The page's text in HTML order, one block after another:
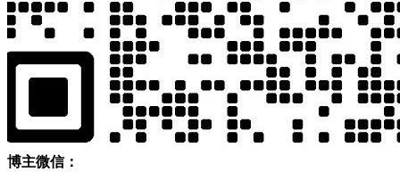
博主微信：